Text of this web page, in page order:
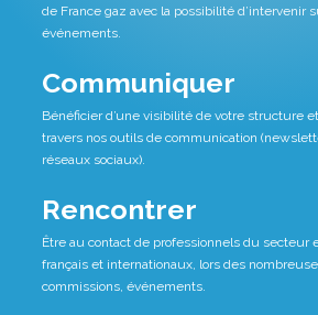
de France gaz avec la possibilité d’intervenir
événements.
Communiquer
Bénéficier d’une visibilité de votre structure
travers nos outils de communication
réseaux sociaux).
Rencontrer
Être au contact de professionnels du secteur
français et internationaux, lors des
commissions, événements.